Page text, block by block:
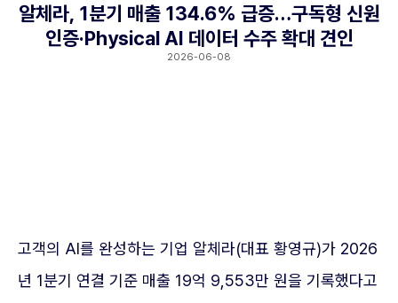
알체라, 1분기 매출 134.6% 급증…구독형 신원
인증·Physical AI 데이터 수주 확대 견인
2026-06-08
고객의 AI를 완성하는 기업 알체라(대표 황영규)가 2026
년 1분기 연결 기준 매출 19억 9,553만 원을 기록했다고